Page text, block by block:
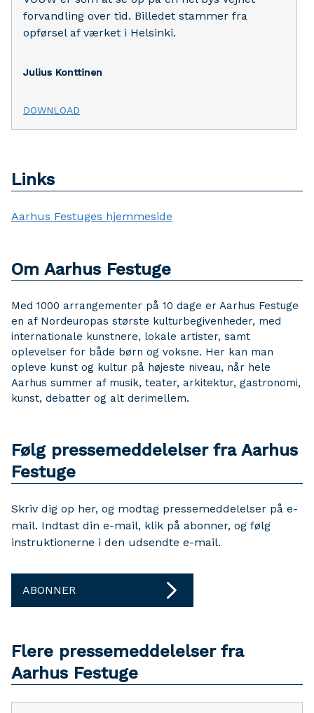
forvandling over tid. Billedet stammer fra
opførsel af værket i Helsinki.
Julius Konttinen
DOWNLOAD
Links
Aarhus Festuges hjemmeside
Om Aarhus Festuge
Med 1000 arrangementer på 10 dage er Aarhus Festuge
en af Nordeuropas største kulturbegivenheder, med
internationale kunstnere, lokale artister, samt
oplevelser for både børn og voksne. Her kan man
opleve kunst og kultur på højeste niveau, når hele
Aarhus summer af musik, teater, arkitektur, gastronomi,
kunst, debatter og alt derimellem.
Følg pressemeddelelser fra Aarhus
Festuge
Skriv dig op her, og modtag pressemeddelelser på e-
mail. Indtast din e-mail, klik på abonner, og følg
instruktionerne i den udsendte e-mail.
ABONNER
Flere pressemeddelelser fra
Aarhus Festuge